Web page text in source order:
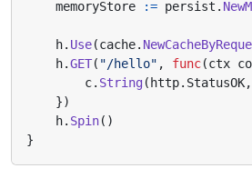
memoryStore := persist .
h. Use(cache.
h.GET( "/hello" , func(ctx
c. String( http. StatusOK,
})
h. Spin()
}